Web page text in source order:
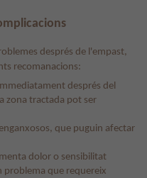
després de l'empast,
recomanacions:
després del
zona tractada pot ser
que puguin afectar
dolor o sensibilitat
problema que requereix